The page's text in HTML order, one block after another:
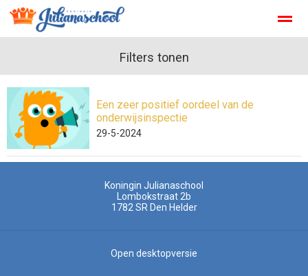
Koningin-Julianaschool-Den-Helder
Home Zoeken Foto's Facebook
Filters tonen
Een zeer positief oordeel van de
onderwijsinspectie
29-5-2024
Koningin Julianaschool
Lombokstraat 2b
1782 SR Den Helder
Open desktopversie